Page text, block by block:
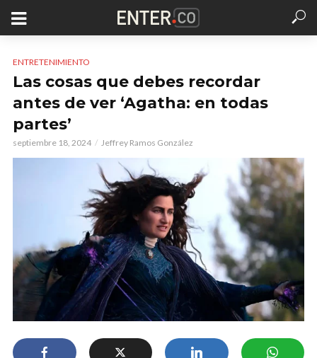
ENTRETENIMIENTO
Las cosas que debes recordar
antes de ver ‘Agatha: en todas
partes’
septiembre 18, 2024 Jeffrey Ramos González